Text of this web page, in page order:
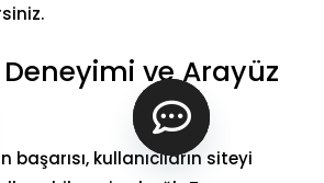
Deneyimi ve Arayüz
başarısı, kullanıcıların siteyi
o